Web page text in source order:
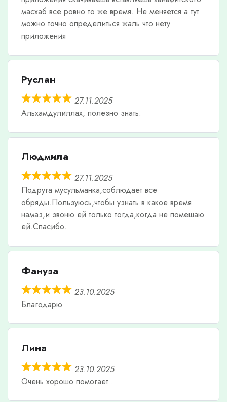
масхаб все ровно то же время. Не меняется а тут
можно точно определиться жаль что нету
приложения
Руслан
27.11.2025
Альхамдулиллах, полезно знать.
Людмила
27.11.2025
Подруга мусульманка,соблюдает все
обряды.Пользуюсь,чтобы узнать в какое время
намаз,и звоню ей только тогда,когда не помешаю
ей.Спасибо.
Фануза
23.10.2025
Благодарю
Лина
23.10.2025
Очень хорошо помогает .